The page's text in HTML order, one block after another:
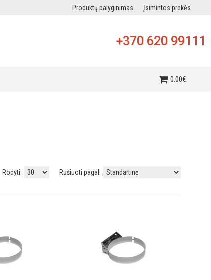
Produktų palyginimas Įsimintos prekės
+370 620 99111
0.00€
Rodyti: Rūšiuoti pagal: